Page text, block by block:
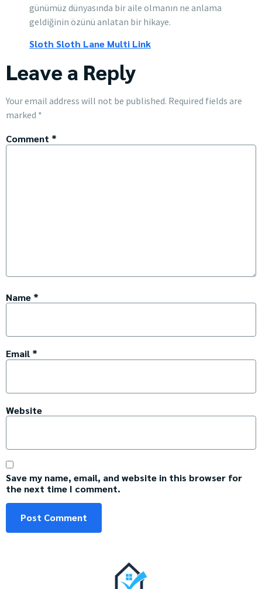
günümüz dünyasında bir aile olmanın ne anlama
geldiğinin özünü anlatan bir hikaye.
Sloth Sloth Lane Multi Link
Leave a Reply
Your email address will not be published. Required fields are
marked *
Comment *
Name *
Email *
Website
Save my name, email, and website in this browser for
the next time I comment.